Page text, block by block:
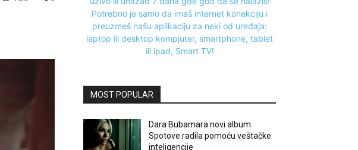
MOST POPULAR
Dara Bubamara novi album:
Spotove radila pomoću veštačke
inteligencije